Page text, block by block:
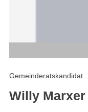
Gemeinderatskandidat
Willy Marxer